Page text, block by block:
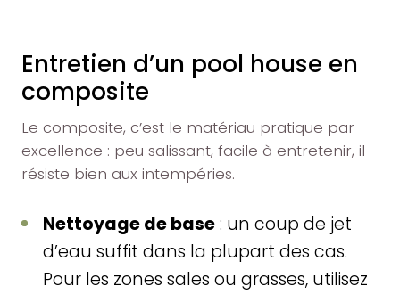
Entretien d’un pool house en
composite
Le composite, c’est le matériau pratique par
excellence : peu salissant, facile à entretenir, il
résiste bien aux intempéries.
Nettoyage de base: un coup de jet
d’eau suffit dans la plupart des cas.
Pour les zones sales ou grasses, utilisez